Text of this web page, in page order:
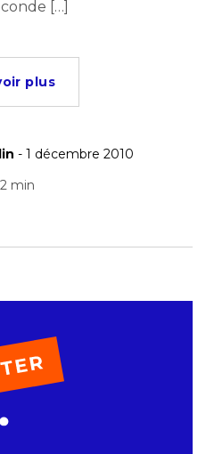
[…]
plus
- 1 décembre 2010
2 min